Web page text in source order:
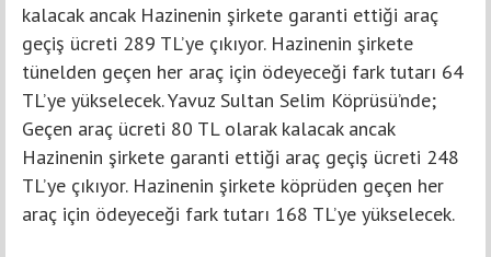
kalacak ancak Hazinenin şirkete garanti ettiği araç
geçiş ücreti 289 TL’ye çıkıyor. Hazinenin şirkete
tünelden geçen her araç için ödeyeceği fark tutarı 64
TL’ye yükselecek. Yavuz Sultan Selim Köprüsü’nde;
Geçen araç ücreti 80 TL olarak kalacak ancak
Hazinenin şirkete garanti ettiği araç geçiş ücreti 248
TL’ye çıkıyor. Hazinenin şirkete köprüden geçen her
araç için ödeyeceği fark tutarı 168 TL’ye yükselecek.